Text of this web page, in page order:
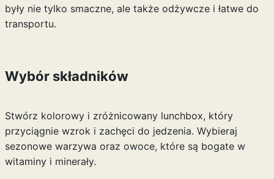
były nie tylko smaczne, ale także odżywcze i łatwe do
transportu.
Wybór składników
Stwórz kolorowy i zróżnicowany lunchbox, który
przyciągnie wzrok i zachęci do jedzenia. Wybieraj
sezonowe warzywa oraz owoce, które są bogate w
witaminy i minerały.